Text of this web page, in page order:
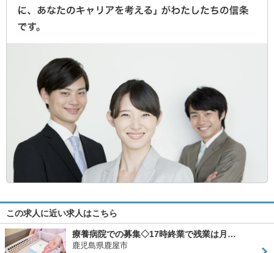
この求人に近い求人はこちら
療養病院での募集◇17時終業で残業は月…
鹿児島県鹿屋市